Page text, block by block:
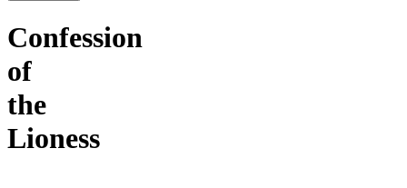
Confession
of
the
Lioness